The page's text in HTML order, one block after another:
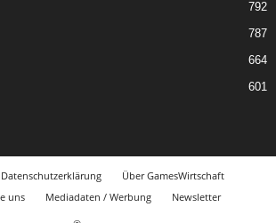
792
787
664
601
Datenschutzerklärung
Über GamesWirtschaft
uns
Mediadaten / Werbung
Newsletter